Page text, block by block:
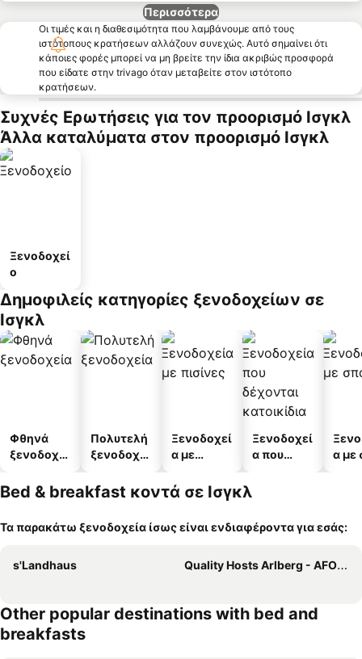
Περισσότερα
Οι τιμές και η διαθεσιμότητα που λαμβάνουμε από τους
ιστότοπους κρατήσεων αλλάζουν συνεχώς. Αυτό σημαίνει ότι
κάποιες φορές μπορεί να μη βρείτε την ίδια ακριβώς προσφορά
που είδατε στην trivago όταν μεταβείτε στον ιστότοπο
κρατήσεων.
Συχνές Ερωτήσεις για τον προορισμό Ισγκλ
Άλλα καταλύματα στον προορισμό Ισγκλ
Ξενοδοχεί
ο
Δημοφιλείς κατηγορίες ξενοδοχείων σε
Ισγκλ
Φθηνά
ξενοδοχεί
Πολυτελή
ξενοδοχεί
Ξενοδοχεί
α με
Ξενοδοχεί
α που
α με
Bed & breakfast κοντά σε Ισγκλ
Τα παρακάτω ξενοδοχεία ίσως είναι ενδιαφέροντα για εσάς:
s'Landhaus Quality Hosts Arlberg - AFOCH FEI - das Landhaus
Other popular destinations with bed and
breakfasts